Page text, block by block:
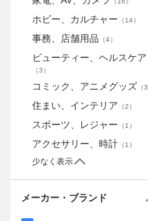
ホビー、カルチャー （14）
事務、店舗用品 （4）
ビューティー、ヘルスケア
（3）
コミック、アニメグッズ （3
住まい、インテリア （2）
スポーツ、レジャー （1 ）
アクセサリー、時計 （1 ）
少なく表示
メーカー・ブランド